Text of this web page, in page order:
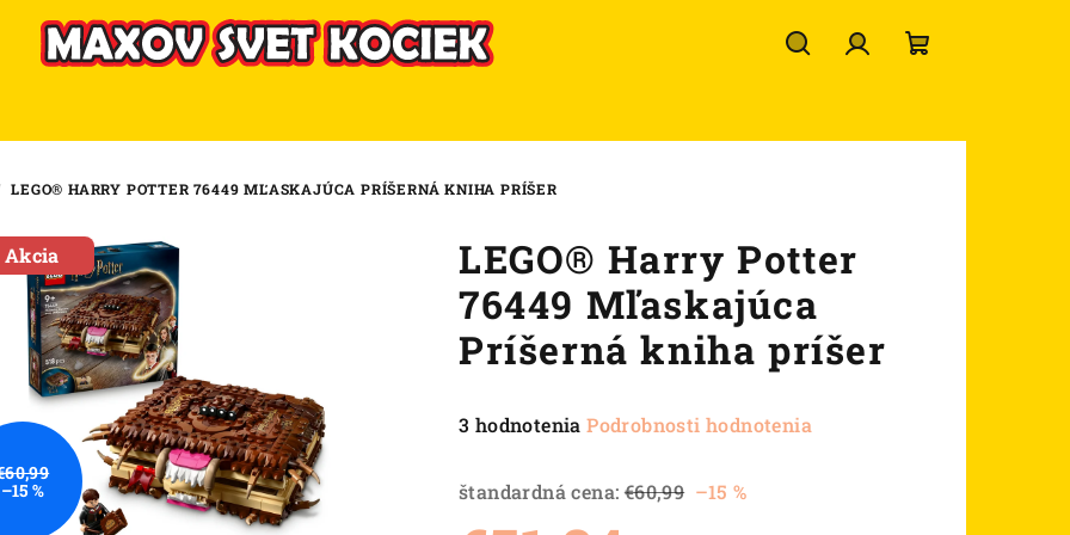
košík
LEGO® HARRY POTTER 76449 MĽASKAJÚCA PRÍŠERNÁ KNIHA PRÍŠER
LEGO® Harry Potter
76449 Mľaskajúca
Príšerná kniha príšer
Priemerné
produktu
3 hodnotenia Podrobnosti hodnotenia
štandardná cena: €60,99 –15 %
Akcia
–15 %